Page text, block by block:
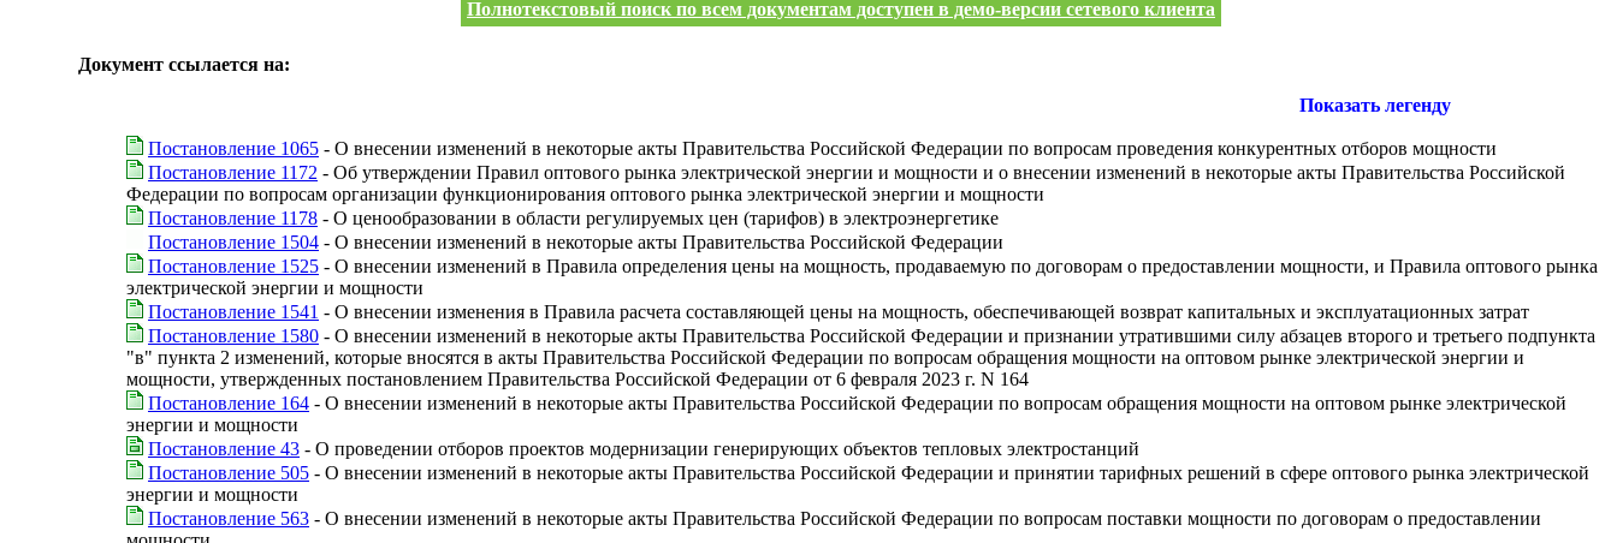
Полнотекстовый поиск по всем документам доступен в демо-версии сетевого клиента
Документ ссылается на:
Показать легенду
Постановление 1065 - О внесении изменений в некоторые акты Правительства Российской Федерации по вопросам проведения конкурентных отборов мощности
Постановление 1172 - Об утверждении Правил оптового рынка электрической энергии и мощности и о внесении изменений в некоторые акты Правительства Российской
Федерации по вопросам организации функционирования оптового рынка электрической энергии и мощности
Постановление 1178 - О ценообразовании в области регулируемых цен (тарифов) в электроэнергетике
Постановление 1504 - О внесении изменений в некоторые акты Правительства Российской Федерации
Постановление 1525 - О внесении изменений в Правила определения цены на мощность, продаваемую по договорам о предоставлении мощности, и Правила оптового рынка
электрической энергии и мощности
Постановление 1541 - О внесении изменения в Правила расчета составляющей цены на мощность, обеспечивающей возврат капитальных и эксплуатационных затрат
Постановление 1580 - О внесении изменений в некоторые акты Правительства Российской Федерации и признании утратившими силу абзацев второго и третьего подпункта
"в" пункта 2 изменений, которые вносятся в акты Правительства Российской Федерации по вопросам обращения мощности на оптовом рынке электрической энергии и
мощности, утвержденных постановлением Правительства Российской Федерации от 6 февраля 2023 г. N 164
Постановление 164 - О внесении изменений в некоторые акты Правительства Российской Федерации по вопросам обращения мощности на оптовом рынке электрической
энергии и мощности
Постановление 43 - О проведении отборов проектов модернизации генерирующих объектов тепловых электростанций
Постановление 505 - О внесении изменений в некоторые акты Правительства Российской Федерации и принятии тарифных решений в сфере оптового рынка электрической
энергии и мощности
Постановление 563 - О внесении изменений в некоторые акты Правительства Российской Федерации по вопросам поставки мощности по договорам о предоставлении